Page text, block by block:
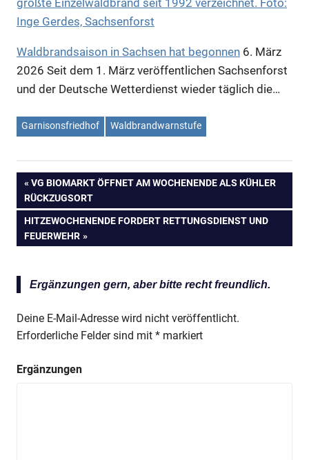
Waldbrandsaison in Sachsen hat begonnen 6. März
2026 Seit dem 1. März veröffentlichen Sachsenforst
und der Deutsche Wetterdienst wieder täglich die…
Garnisonsfriedhof Waldbrandwarnstufe
Beitragsnavigation
VORHERIGER
BEITRAG:
VG BIOMARKT ÖFFNET AM WOCHENENDE ALS KÜHLER
RÜCKZUGSORT
NÄCHSTER
BEITRAG:
HITZEWOCHENENDE FORDERT RETTUNGSDIENST UND
FEUERWEHR
Ergänzungen gern, aber bitte recht freundlich.
Deine E-Mail-Adresse wird nicht veröffentlicht.
Erforderliche Felder sind mit * markiert
Ergänzungen